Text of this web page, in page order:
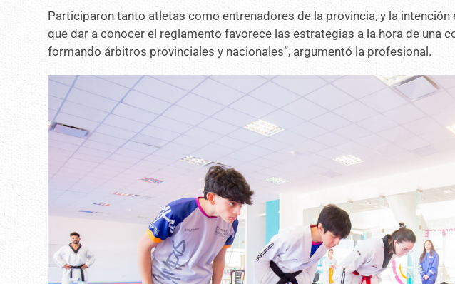
Participaron tanto atletas como entrenadores de la provincia, y la intención
que dar a conocer el reglamento favorece las estrategias a la hora de una
formando árbitros provinciales y nacionales”, argumentó la profesional.